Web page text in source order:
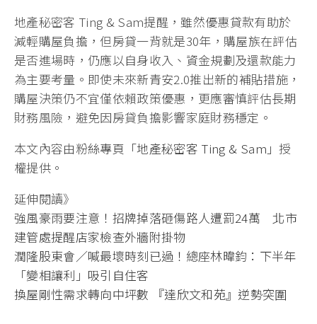
地產秘密客 Ting & Sam提醒，雖然優惠貸款有助於
減輕購屋負擔，但房貸一背就是30年，購屋族在評估
是否進場時，仍應以自身收入、資金規劃及還款能力
為主要考量。即使未來新青安2.0推出新的補貼措施，
購屋決策仍不宜僅依賴政策優惠，更應審慎評估長期
財務風險，避免因房貸負擔影響家庭財務穩定。
本文內容由粉絲專頁「地產秘密客 Ting & Sam」授
權提供。
延伸閱讀》
強風豪雨要注意！招牌掉落砸傷路人遭罰24萬 北市
建管處提醒店家檢查外牆附掛物
潤隆股東會／喊最壞時刻已過！總座林暐鈞：下半年
「變相讓利」吸引自住客
換屋剛性需求轉向中坪數 『達欣文和苑』逆勢突圍